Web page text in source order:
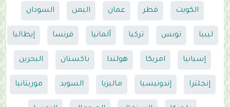
الكويت قطر عمان اليمن السودان
ليبيا تونس تركيا ألمانيا فرنسا إيطاليا
إسبانيا امريكا هولندا باكستان البحرين
إنجلترا إندونيسيا ماليزيا السويد موريتانيا